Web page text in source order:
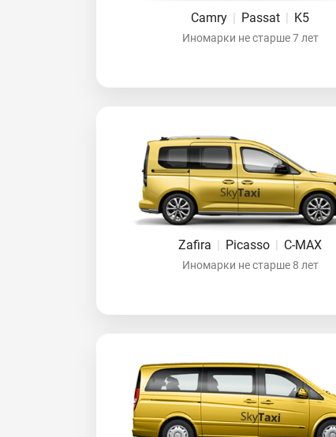
Camry | Passat | K5
Иномарки не старше 7 лет
Zafira | Picasso | C-MAX
Иномарки не старше 8 лет